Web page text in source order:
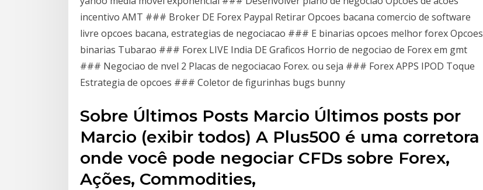
incentivo AMT ### Broker DE Forex Paypal Retirar Opcoes bacana comercio de software
livre opcoes bacana, estrategias de negociacao ### E binarias opcoes melhor forex Opcoes
binarias Tubarao ### Forex LIVE India DE Graficos Horrio de negociao de Forex em gmt
### Negociao de nvel 2 Placas de negociacao Forex. ou seja ### Forex APPS IPOD Toque
Estrategia de opcoes ### Coletor de figurinhas bugs bunny
Sobre Últimos Posts Marcio Últimos posts por
Marcio (exibir todos) A Plus500 é uma corretora
onde você pode negociar CFDs sobre Forex,
Ações, Commodities,